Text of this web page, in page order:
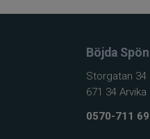
Böjda
Storgatan 34
671 34 Arvika
0570-711